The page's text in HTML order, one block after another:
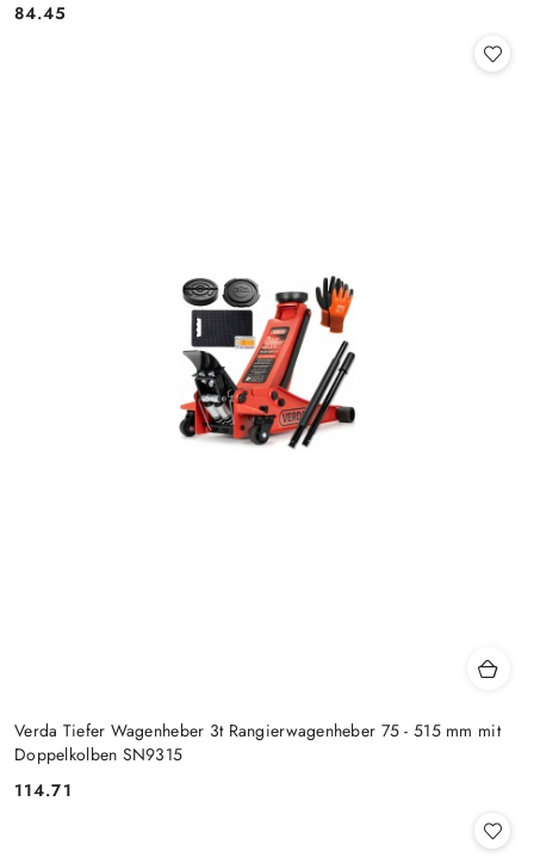
Preis:
84.45
Verda Tiefer Wagenheber 3t Rangierwagenheber 75 - 515 mm mit
Doppelkolben SN9315
Preis:
114.71